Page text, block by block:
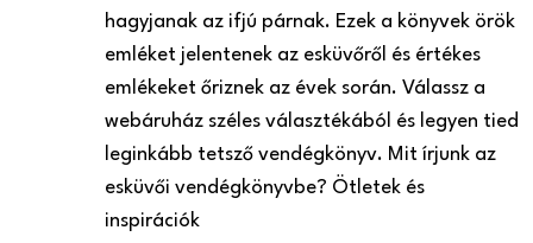
hagyjanak az ifjú párnak. Ezek a könyvek örök
emléket jelentenek az esküvőről és értékes
emlékeket őriznek az évek során. Válassz a
webáruház széles választékából és legyen tied
leginkább tetsző vendégkönyv. Mit írjunk az
esküvői vendégkönyvbe? Ötletek és
inspirációk